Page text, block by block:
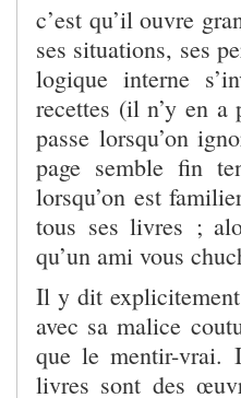
c’est qu’il ouvre
ses situations, ses
logique interne
recettes (il n’y en
passe lorsqu’on
page semble fin
lorsqu’on est
tous ses livres ;
qu’un ami vous
Il y dit
avec sa malice
que le mentir-vrai.
livres sont des